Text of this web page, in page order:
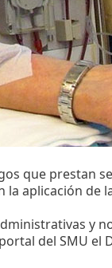
que prestan
la aplicación de
y
del SMU el